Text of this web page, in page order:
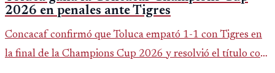
2026 en penales ante Tigres
Concacaf confirmó que Toluca empató 1-1 con Tigres en
la final de la Champions Cup 2026 y resolvió el título con